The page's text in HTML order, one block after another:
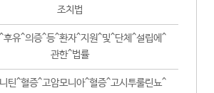
조치법
후유^의증^등^환자^지원^및^단체^설립에^
관한^법률
틴^혈증^고암모니아^혈증^고시투룰린뇨^